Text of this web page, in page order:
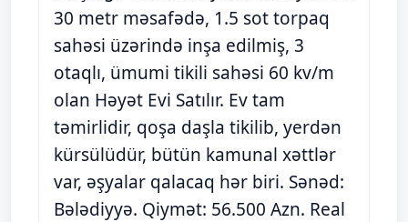
30 metr məsafədə, 1.5 sot torpaq
sahəsi üzərində inşa edilmiş, 3
otaqlı, ümumi tikili sahəsi 60 kv/m
olan Həyət Evi Satılır. Ev tam
təmirlidir, qoşa daşla tikilib, yerdən
kürsülüdür, bütün kamunal xəttlər
var, əşyalar qalacaq hər biri. Sənəd:
Bələdiyyə. Qiymət: 56.500 Azn. Real